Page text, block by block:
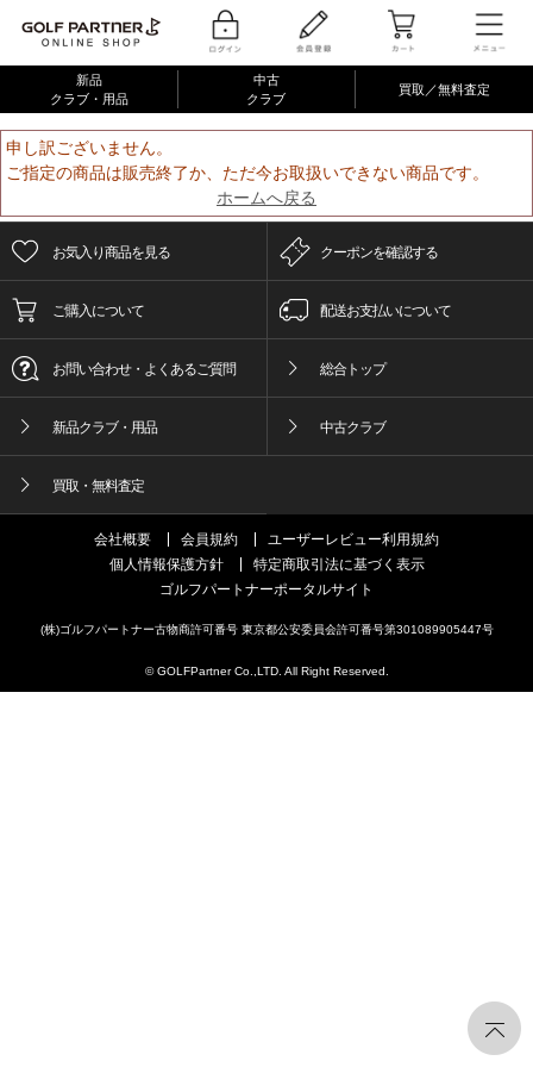
新品
クラブ・用品
中古
クラブ
買取／無料査定
申し訳ございません。
ご指定の商品は販売終了か、ただ今お取扱いできない商品です。
ホームへ戻る
お気入り商品を見る クーポンを確認する
ご購入について 配送お支払いについて
お問い合わせ・よくあるご質問 総合トップ
新品クラブ・用品 中古クラブ
買取・無料査定
会社概要 会員規約
ユーザーレビュー利用規約
個人情報保護方針
特定商取引法に基づく表示
ゴルフパートナーポータルサイト
(株)ゴルフパートナー古物商許可番号 東京都公安委員会許可番号第301089905447号
© GOLFPartner Co.,LTD. All Right Reserved.